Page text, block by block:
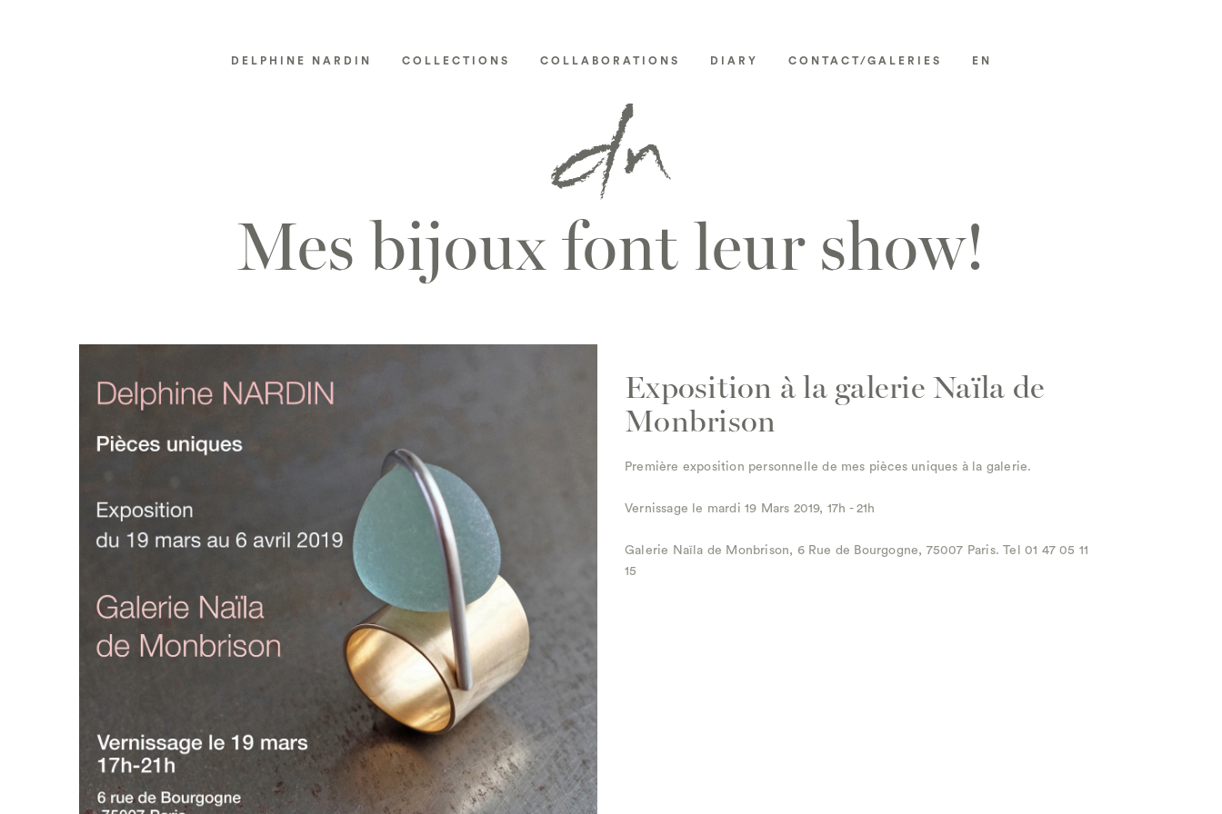
DELPHINE NARDIN COLLECTIONS COLLABORATIONS DIARY CONTACT/GALERIES EN
Mes bijoux font leur show!
Exposition à la galerie Naïla de
Monbrison
Première exposition personnelle de mes pièces uniques à la galerie.
Vernissage le mardi 19 Mars 2019, 17h - 21h
Galerie Naïla de Monbrison, 6 Rue de Bourgogne, 75007 Paris. Tel 01 47 05 11
15